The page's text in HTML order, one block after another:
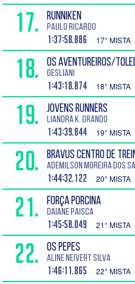
17. RUNNIKEN
Paulo Ricardo
1:37:58.886 17° MISTA
18. OS AVENTUREIROS/
Gesliani
1:43:18.874 18° MISTA
19. JOVENS RUNNERS
Liandra K. Grando
1:43:39.844 19° MISTA
20. BRAVUS CENTRO DE
Ademilson Moreira dos
1:44:32.122 20° MISTA
21. FORÇA PORCINA
Daiane Paisca
1:45:58.049 21° MISTA
22. OS PEPES
Aline Neivert Silva
1:46:11.865 22° MISTA